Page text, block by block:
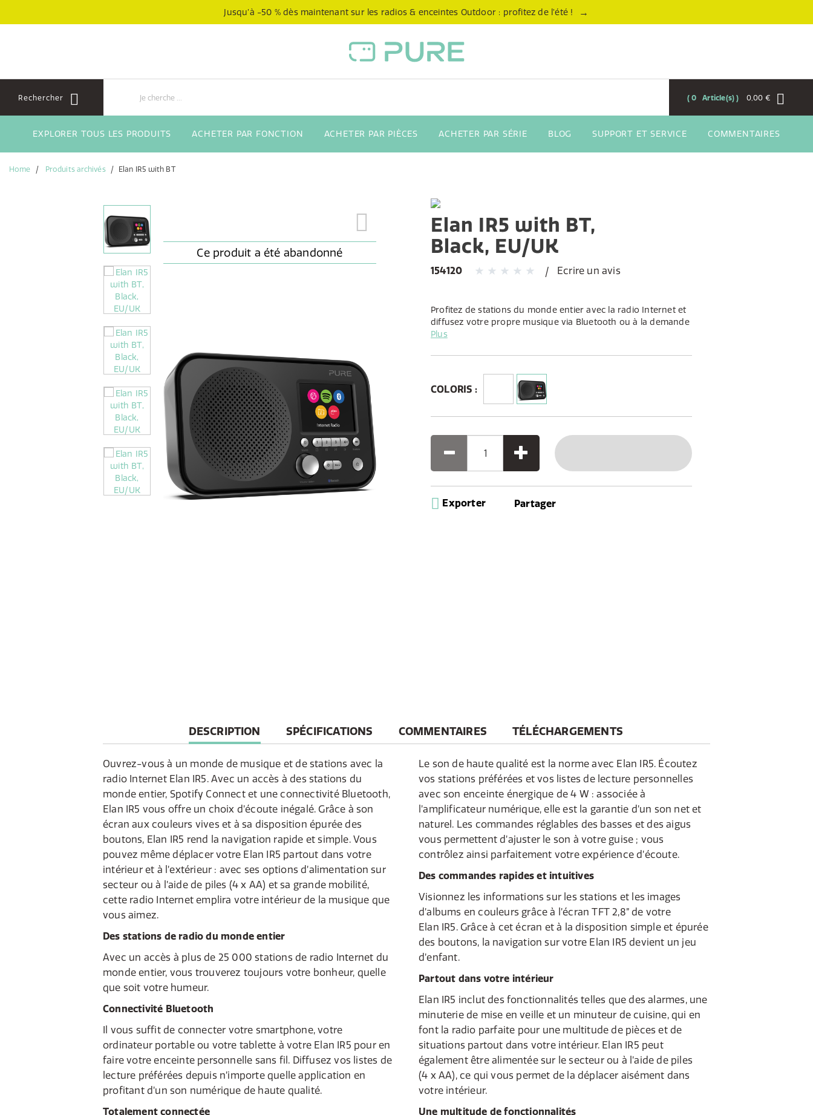
Jusqu’à -50 % dès maintenant sur les radios & enceintes Outdoor : profitez de l’été ! →
Rechercher 0,00 €
0 Article(s)
EXPLORER TOUS LES PRODUITS ACHETER PAR FONCTION ACHETER PAR PIÈCES ACHETER PAR SÉRIE BLOG SUPPORT ET SERVICE COMMENTAIRES
Home Produits archivés Elan IR5 with BT
Elan IR5 with BT,
Black, EU/UK
154120 Ecrire un avis
Profitez de stations du monde entier avec la radio Internet et
diffusez votre propre musique via Bluetooth ou à la demande
avec Spotify Connect. Disponible en finition brillante blanche
évidence à n’importe quel intérieur.
Plus
COLORIS :
Exporter Partager
CURRENT
TAB:
DESCRIPTION SPÉCIFICATIONS COMMENTAIRES TÉLÉCHARGEMENTS
Ouvrez-vous à un monde de musique et de stations avec la
radio Internet Elan IR5. Avec un accès à des stations du
monde entier, Spotify Connect et une connectivité Bluetooth,
Elan IR5 vous offre un choix d’écoute inégalé. Grâce à son
écran aux couleurs vives et à sa disposition épurée des
boutons, Elan IR5 rend la navigation rapide et simple. Vous
pouvez même déplacer votre Elan IR5 partout dans votre
intérieur et à l’extérieur : avec ses options d’alimentation sur
secteur ou à l’aide de piles (4 x AA) et sa grande mobilité,
cette radio Internet emplira votre intérieur de la musique que
vous aimez.
Des stations de radio du monde entier
Avec un accès à plus de 25 000 stations de radio Internet du
monde entier, vous trouverez toujours votre bonheur, quelle
que soit votre humeur.
Connectivité Bluetooth
Il vous suffit de connecter votre smartphone, votre
ordinateur portable ou votre tablette à votre Elan IR5 pour en
faire votre enceinte personnelle sans fil. Diffusez vos listes de
lecture préférées depuis n’importe quelle application en
profitant d’un son numérique de haute qualité.
Totalement connectée
Le son de haute qualité est la norme avec Elan IR5. Écoutez
vos stations préférées et vos listes de lecture personnelles
avec son enceinte énergique de 4 W : associée à
l’amplificateur numérique, elle est la garantie d’un son net et
naturel. Les commandes réglables des basses et des aigus
vous permettent d’ajuster le son à votre guise ; vous
contrôlez ainsi parfaitement votre expérience d’écoute.
Des commandes rapides et intuitives
Visionnez les informations sur les stations et les images
d’albums en couleurs grâce à l’écran TFT 2,8” de votre
Elan IR5. Grâce à cet écran et à la disposition simple et épurée
des boutons, la navigation sur votre Elan IR5 devient un jeu
d’enfant.
Partout dans votre intérieur
Elan IR5 inclut des fonctionnalités telles que des alarmes, une
minuterie de mise en veille et un minuteur de cuisine, qui en
font la radio parfaite pour une multitude de pièces et de
situations partout dans votre intérieur. Elan IR5 peut
également être alimentée sur le secteur ou à l’aide de piles
(4 x AA), ce qui vous permet de la déplacer aisément dans
votre intérieur.
Une multitude de fonctionnalités